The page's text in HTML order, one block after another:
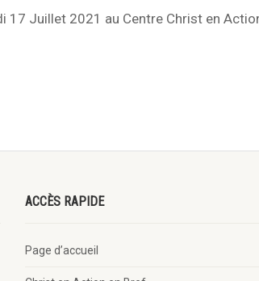
17 Juillet 2021 au Centre Christ en
ACCÈS RAPIDE
Page d’accueil